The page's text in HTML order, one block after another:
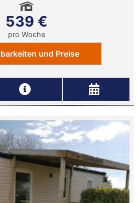
539 €
pro Woche
und Preise